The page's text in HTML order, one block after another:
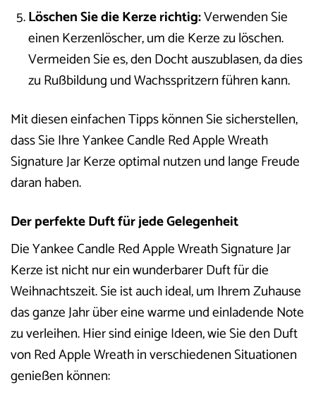
Löschen Sie die Kerze richtig:Verwenden Sie
einen Kerzenlöscher, um die Kerze zu löschen.
Vermeiden Sie es, den Docht auszublasen, da dies
zu Rußbildung und Wachsspritzern führen kann.
Mit diesen einfachen Tipps können Sie sicherstellen,
dass Sie Ihre Yankee Candle Red Apple Wreath
Signature Jar Kerze optimal nutzen und lange Freude
daran haben.
Der perfekte Duft für jede Gelegenheit
Die Yankee Candle Red Apple Wreath Signature Jar
Kerze ist nicht nur ein wunderbarer Duft für die
Weihnachtszeit. Sie ist auch ideal, um Ihrem Zuhause
das ganze Jahr über eine warme und einladende Note
zu verleihen. Hier sind einige Ideen, wie Sie den Duft
von Red Apple Wreath in verschiedenen Situationen
genießen können: